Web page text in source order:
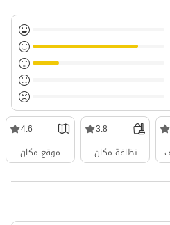
3.8
نظافة مكان
4.6
موقع مكان